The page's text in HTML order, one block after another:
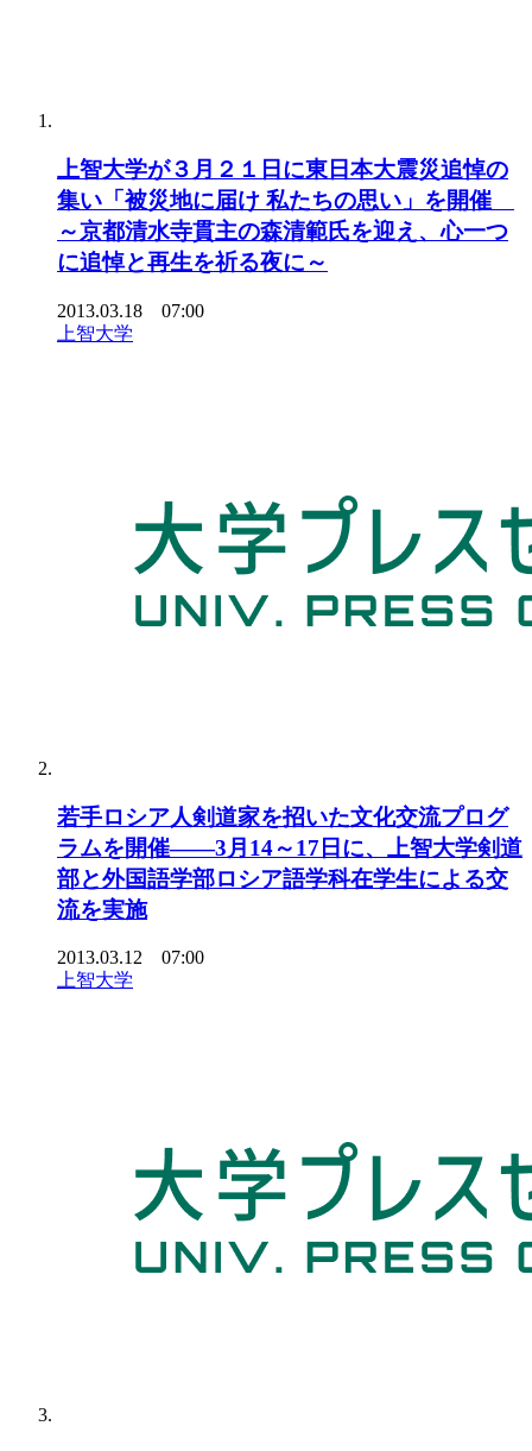
上智大学が３月２１日に東日本大震災追悼の
集い「被災地に届け 私たちの思い」を開催
～京都清水寺貫主の森清範氏を迎え、心一つ
に追悼と再生を祈る夜に～
2013.03.18 07:00
上智大学
若手ロシア人剣道家を招いた文化交流プログ
ラムを開催――3月14～17日に、上智大学剣道
部と外国語学部ロシア語学科在学生による交
流を実施
2013.03.12 07:00
上智大学